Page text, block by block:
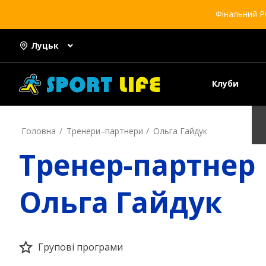
Фінальний
Луцьк
Клуби
Головна Тренери–партнери Ольга Гайдук
Тренер-партнер
Ольга Гайдук
Групові програми